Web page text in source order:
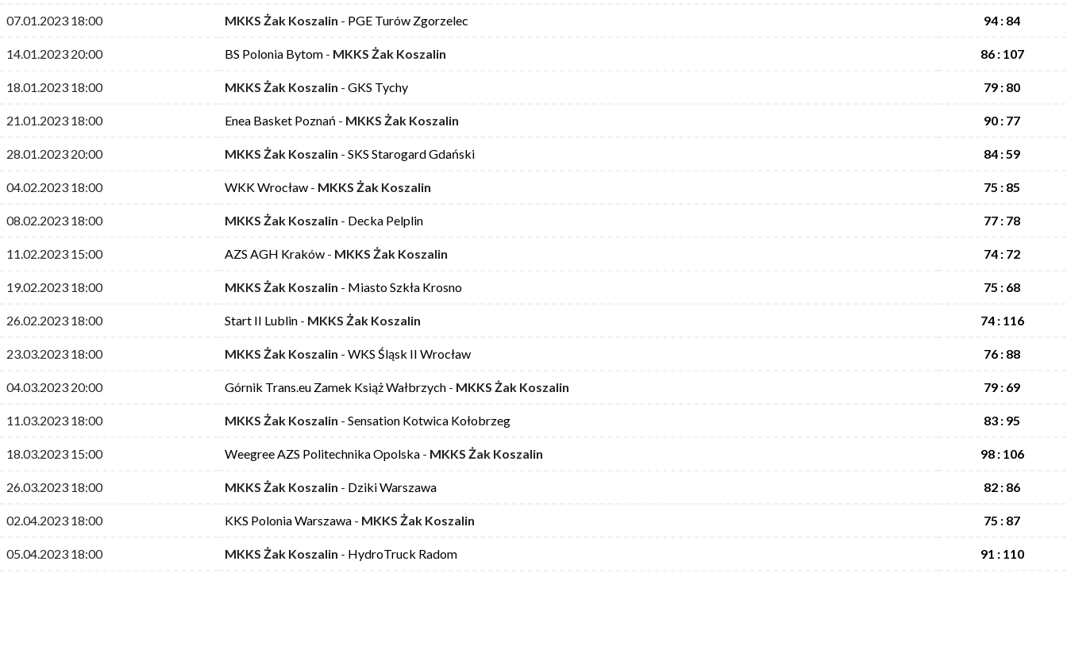
07.01.2023 18:00 MKKS Żak Koszalin - PGE Turów Zgorzelec 94 : 84
14.01.2023 20:00 BS Polonia Bytom - MKKS Żak Koszalin 86 : 107
18.01.2023 18:00 MKKS Żak Koszalin - GKS Tychy 79 : 80
21.01.2023 18:00 Enea Basket Poznań - MKKS Żak Koszalin 90 : 77
28.01.2023 20:00 MKKS Żak Koszalin - SKS Starogard Gdański 84 : 59
04.02.2023 18:00 WKK Wrocław - MKKS Żak Koszalin 75 : 85
08.02.2023 18:00 MKKS Żak Koszalin - Decka Pelplin 77 : 78
11.02.2023 15:00 AZS AGH Kraków - MKKS Żak Koszalin 74 : 72
19.02.2023 18:00 MKKS Żak Koszalin - Miasto Szkła Krosno 75 : 68
26.02.2023 18:00 Start II Lublin - MKKS Żak Koszalin 74 : 116
23.03.2023 18:00 MKKS Żak Koszalin - WKS Śląsk II Wrocław 76 : 88
04.03.2023 20:00 Górnik Trans.eu Zamek Książ Wałbrzych - MKKS Żak Koszalin 79 : 69
11.03.2023 18:00 MKKS Żak Koszalin - Sensation Kotwica Kołobrzeg 83 : 95
18.03.2023 15:00 Weegree AZS Politechnika Opolska - MKKS Żak Koszalin 98 : 106
26.03.2023 18:00 MKKS Żak Koszalin - Dziki Warszawa 82 : 86
02.04.2023 18:00 KKS Polonia Warszawa - MKKS Żak Koszalin 75 : 87
05.04.2023 18:00 MKKS Żak Koszalin - HydroTruck Radom 91 : 110